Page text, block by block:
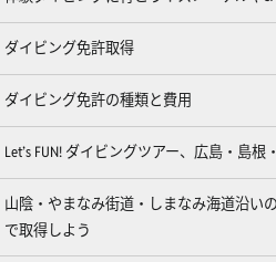
ダイビング免許取得
ダイビング免許の種類と費用
Let’s FUN! ダイビングツアー、広島・島
山陰・やまなみ街道・しまなみ海道沿い
で取得しよう